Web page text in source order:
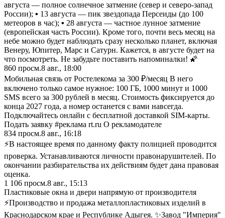
августа — полное солнечное затмение (север и северо-запад
России); ▪️ 13 августа — пик звездопада Персеиды (до 100
метеоров в час); ▪️ 28 августа — частное лунное затмение
(европейская часть России). Кроме того, почти весь месяц на
небе можно будет наблюдать сразу несколько планет, включая
Венеру, Юпитер, Марс и Сатурн. Кажется, в августе будет на
что посмотреть. Не забудьте поставить напоминалки! 🌠
860 просм.8 авг., 18:00
Мобильная связь от Ростелекома за 300 ₽/месяц В него
включено только самое нужное: 100 ГБ, 1000 минут и 1000
SMS всего за 300 рублей в месяц. Стоимость фиксируется до
конца 2027 года, а номер останется с вами навсегда.
Подключайтесь онлайн с бесплатной доставкой SIM-карты.
Подать заявку #реклама rt.ru О рекламодателе
834 просм.8 авг., 16:18
⚡️В настоящее время по данному факту полицией проводится
проверка. Устанавливаются личности правонарушителей. По
окончании разбирательства их действиям будет дана правовая
оценка.
1 106 просм.8 авг., 15:13
Пластиковые окна и двери напрямую от производителя
⚡Производство и продажа металлопластиковых изделий в
Краснодарском крае и Республике Адыгея. ✨Завод "Империя"